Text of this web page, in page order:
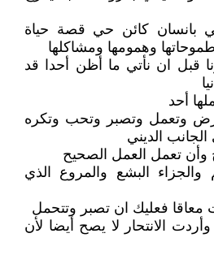
بانسان كائن حي قصة حياة
وطموحاتها وهمومها ومشاكلها
قبل ان نأتي ما أظن أحدا قد
أحد
وتعمل وتصبر وتحب وتكره
الديني
وأن تعمل العمل الصحيح
والجزاء البشع والمروع الذي
معاقا فعليك ان تصبر وتتحمل
الانتحار لا يصح أيضا لأن